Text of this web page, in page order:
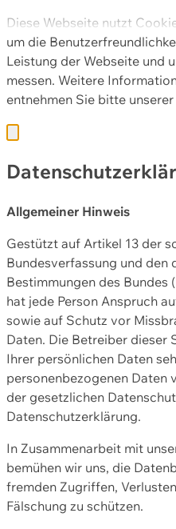
Diese Webseite nutzt
um die
Leistung der Webseite und
messen. Weitere
entnehmen Sie bitte unserer
Allgemeiner Hinweis
Gestützt auf Artikel 13 der
Bundesverfassung und den
Bestimmungen des Bundes
hat jede Person Anspruch
sowie auf Schutz vor
Daten. Die Betreiber dieser
Ihrer persönlichen Daten
personenbezogenen Daten
der gesetzlichen
Datenschutzerklärung.
In Zusammenarbeit mit
bemühen wir uns, die
fremden Zugriffen,
Fälschung zu schützen.